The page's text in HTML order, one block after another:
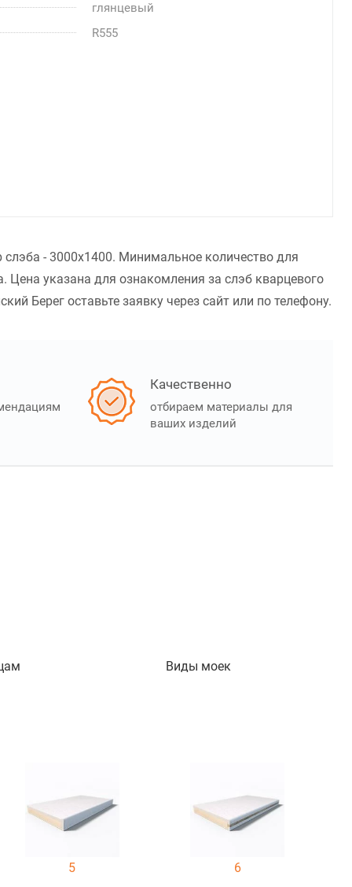
глянцевый
R555
- 3000x1400. Минимальное количество для
указана для ознакомления за слэб кварцевого
Берег оставьте заявку через сайт или по телефону.
Качественно
отбираем материалы для
ваших изделий
Виды моек
5 6